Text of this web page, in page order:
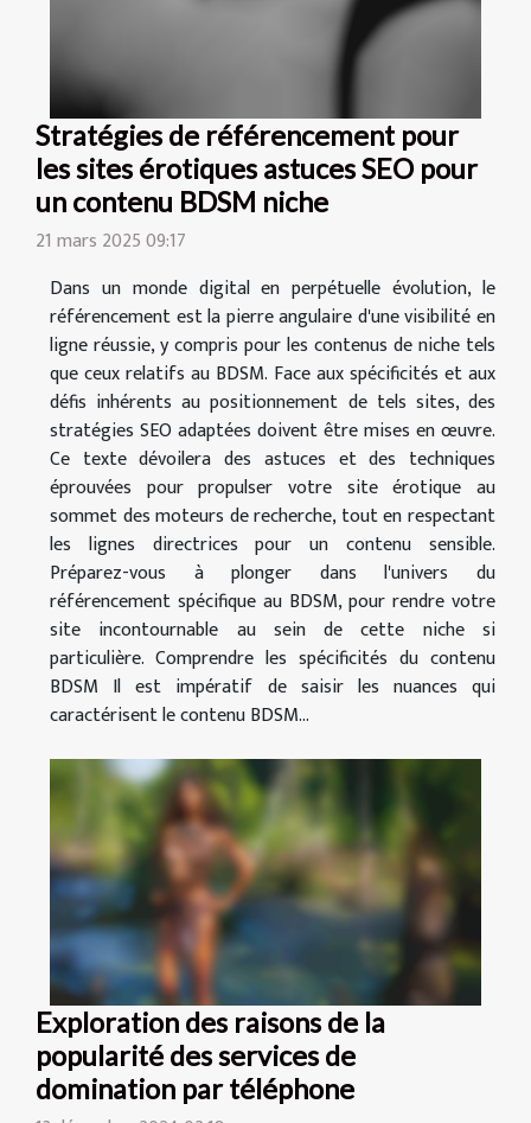
Stratégies de référencement pour
les sites érotiques astuces SEO pour
un contenu BDSM niche
21 mars 2025 09:17
Dans un monde digital en perpétuelle évolution, le
référencement est la pierre angulaire d'une visibilité en
ligne réussie, y compris pour les contenus de niche tels
que ceux relatifs au BDSM. Face aux spécificités et aux
défis inhérents au positionnement de tels sites, des
stratégies SEO adaptées doivent être mises en œuvre.
Ce texte dévoilera des astuces et des techniques
éprouvées pour propulser votre site érotique au
sommet des moteurs de recherche, tout en respectant
les lignes directrices pour un contenu sensible.
Préparez-vous à plonger dans l'univers du
référencement spécifique au BDSM, pour rendre votre
site incontournable au sein de cette niche si
particulière. Comprendre les spécificités du contenu
BDSM Il est impératif de saisir les nuances qui
caractérisent le contenu BDSM...
Exploration des raisons de la
popularité des services de
domination par téléphone